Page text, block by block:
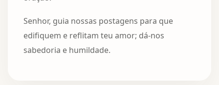
Senhor, guia nossas postagens para que
edifiquem e reflitam teu amor; dá-nos
sabedoria e humildade.